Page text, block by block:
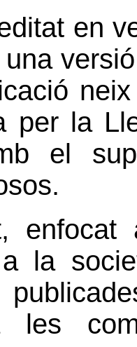
en
per la
el
enfocat
a la
les